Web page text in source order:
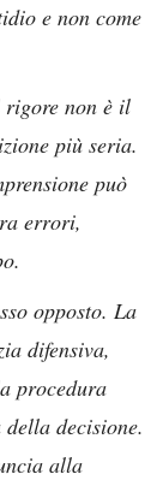
e non come
rigore non è il
più seria.
può
errori,
opposto. La
difensiva,
procedura
decisione.
alla